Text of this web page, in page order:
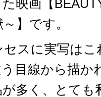
た映画【
】です。
スに実写は
目線から描か
多く、とても